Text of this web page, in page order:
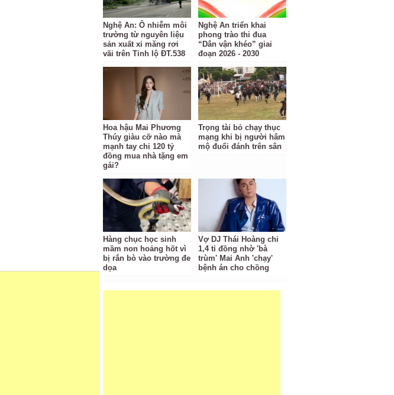
Nghệ An: Ô nhiễm môi
trường từ nguyên liệu
sản xuất xi măng rơi
vãi trên Tỉnh lộ ĐT.538
Nghệ An triển khai
phong trào thi đua
“Dân vận khéo” giai
đoạn 2026 - 2030
Hoa hậu Mai Phương
Thúy giàu cỡ nào mà
mạnh tay chi 120 tỷ
đồng mua nhà tặng em
gái?
Trọng tài bỏ chạy thục
mạng khi bị người hâm
mộ đuổi đánh trên sân
Hàng chục học sinh
mầm non hoảng hốt vì
bị rắn bò vào trường đe
dọa
Vợ DJ Thái Hoàng chi
1,4 tỉ đồng nhờ 'bà
trùm' Mai Anh 'chạy'
bệnh án cho chồng